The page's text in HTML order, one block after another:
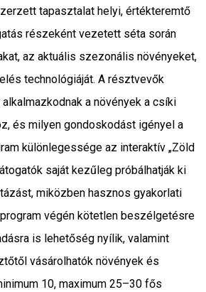
tapasztalat helyi, értékteremtő
részeként vezetett séta során
az aktuális szezonális növényeket,
technológiáját. A résztvevők
a növények a csíki
és milyen gondoskodást igényel a
különlegessége az interaktív „Zöld
saját kezűleg próbálhatják ki
miközben hasznos gyakorlati
végén kötetlen beszélgetésre
is lehetőség nyílik, valamint
vásárolhatók növények és
10, maximum 25–30 fős